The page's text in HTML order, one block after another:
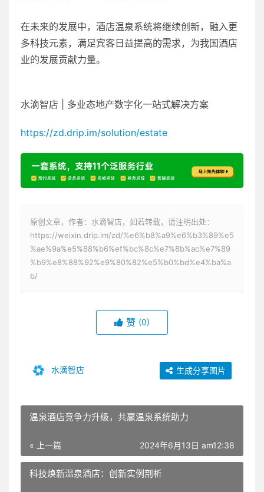
在未来的发展中，酒店温泉系统将继续创新，融入更
多科技元素，满足宾客日益提高的需求，为我国酒店
业的发展贡献力量。
水滴智店 | 多业态地产数字化一站式解决方案
https://zd.drip.im/solution/estate
原创文章，作者：水滴智店，如若转载，请注明出处：
https://weixin.drip.im/zd/%e6%b8%a9%e6%b3%89%e5
%ae%9a%e5%88%b6%ef%bc%8c%e7%8b%ac%e7%89
%b9%e8%88%92%e9%80%82%e5%b0%bd%e4%ba%a
b/
赞 (0)
水滴智店 生成分享图片
温泉酒店竞争力升级，共赢温泉系统助力
« 上一篇 2024年6月13日 am12:38
科技焕新温泉酒店：创新实例剖析